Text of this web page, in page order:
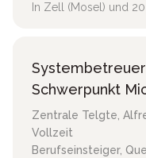
In Zell (Mosel) und
Schwerpunkt
Zentrale Telgte,
Vollzeit
Berufseinsteiger,